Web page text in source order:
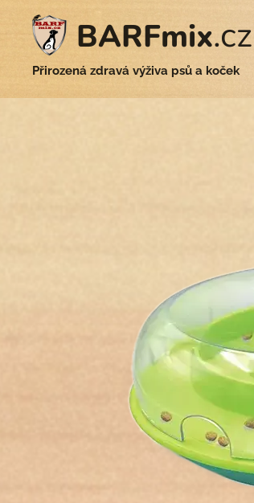
BARFmix.cz
Přirozená zdravá výživa psů a koček